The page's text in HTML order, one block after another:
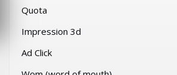
Quota
Impression 3d
Ad Click